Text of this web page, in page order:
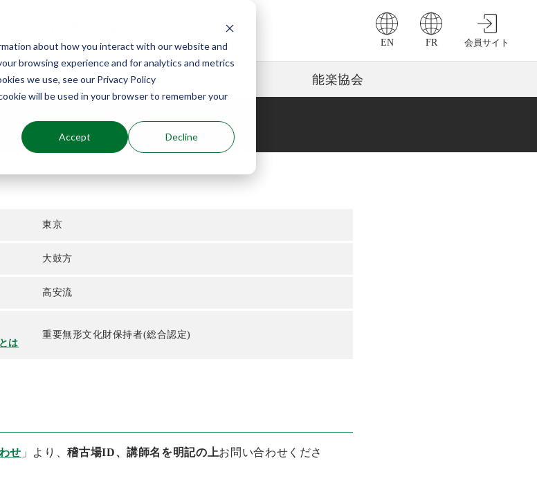
about how you interact with our website and
browsing experience and for analytics and metrics
we use, see our Privacy Policy
will be used in your browser to remember your
Accept Decline
EN FR 会員サイト
る 能楽に関わる 能楽協会
東京
大鼓方
高安流
は
重要無形文化財保持者(総合認定)
せ 」より、稽古場ID、講師名を明記の上お問い合わせくださ